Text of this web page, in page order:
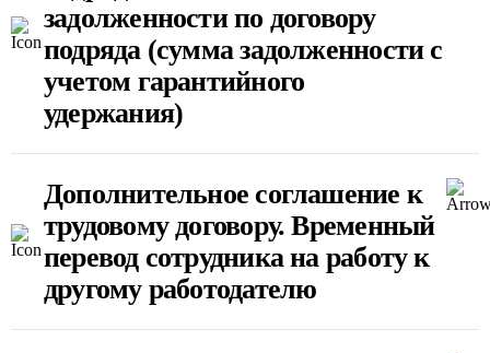
задолженности по договору
подряда (сумма задолженности с
учетом гарантийного
удержания)
Дополнительное соглашение к
трудовому договору. Временный
перевод сотрудника на работу к
другому работодателю